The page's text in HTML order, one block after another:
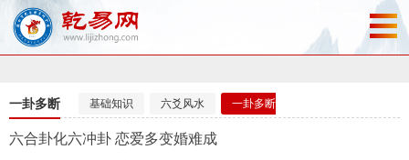
一卦多断 基础知识 六爻风水 一卦多断
六合卦化六冲卦 恋爱多变婚难成